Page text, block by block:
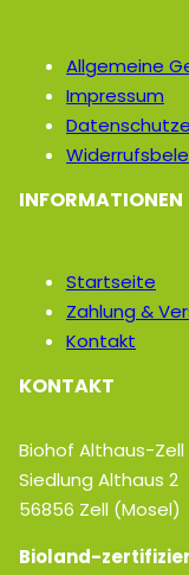
Allgemeine
Impressum
INFORMATIONEN
Startseite
Zahlung &
Kontakt
KONTAKT
Biohof Althaus-Zell
Siedlung Althaus 2
56856 Zell (Mosel)
Bioland-